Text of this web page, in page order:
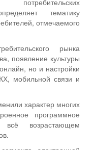
тематику
отмечаемого
рынка
появление культуры
но и настройки
мобильной связи и
характер многих
программное
возрастающем